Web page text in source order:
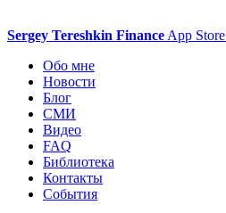
Sergey Tereshkin Finance App Store
Обо мне
Новости
Блог
СМИ
Видео
FAQ
Библиотека
Контакты
События